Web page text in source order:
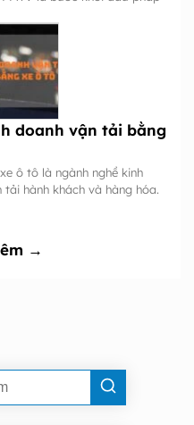
doanh vận tải bằng
ô tô là ngành nghề kinh
hành khách và hàng hóa.
→